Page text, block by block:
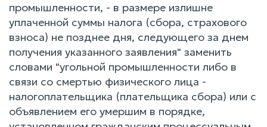
промышленности, - в размере излишне
уплаченной суммы налога (сбора, страхового
взноса) не позднее дня, следующего за днем
получения указанного заявления" заменить
словами "угольной промышленности либо в
связи со смертью физического лица -
налогоплательщика (плательщика сбора) или с
объявлением его умершим в порядке,